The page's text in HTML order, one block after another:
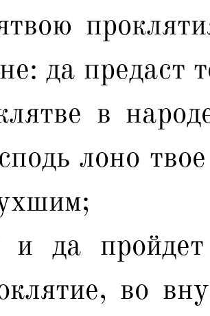
да предаст
в
лоно
и да
во